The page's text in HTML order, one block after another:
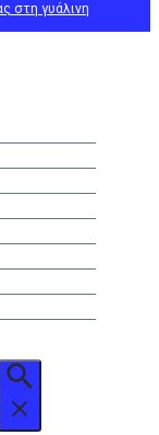
στη γυάλινη